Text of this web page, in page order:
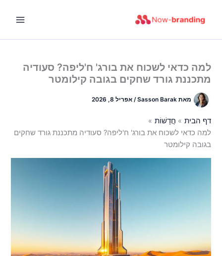
למה כדאי לשכוח את בורג' ח'ליפה? סעודיה
מתכננת גורד שחקים בגובה קילומטר
מאתSasson Barak
/אפריל 8, 2026
דף הבית
חֲדָשׁוֹת
למה כדאי לשכוח את בורג' ח'ליפה? סעודיה מתכננת גורד שחקים
בגובה קילומטר